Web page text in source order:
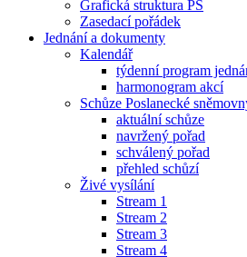
Grafická struktura PS
Zasedací pořádek
Jednání a dokumenty
Kalendář
týdenní program
harmonogram akcí
Schůze Poslanecké
aktuální schůze
navržený pořad
schválený pořad
přehled schůzí
Živé vysílání
Stream 1
Stream 2
Stream 3
Stream 4